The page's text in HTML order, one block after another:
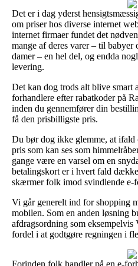
Det er i dag yderst
om priser hos diverse internet
internet firmaer fundet det
mange af deres varer – til babyer
damer – en hel del, og endda
levering.
Det kan dog trods alt blive smart
forhandlere efter rabatkoder på
inden du gennemfører din
få den prisbilligste pris.
Du bør dog ikke glemme, at ifald
pris som kan ses som
gange være en varsel om en
betalingskort er i hvert fald
skærmer folk imod svindlende e-
Vi går generelt ind for shopping
mobilen. Som en anden løsning
afdragsordning som eksempelvis
fordel i at godtgøre regningen i
Forinden folk handler på en e-